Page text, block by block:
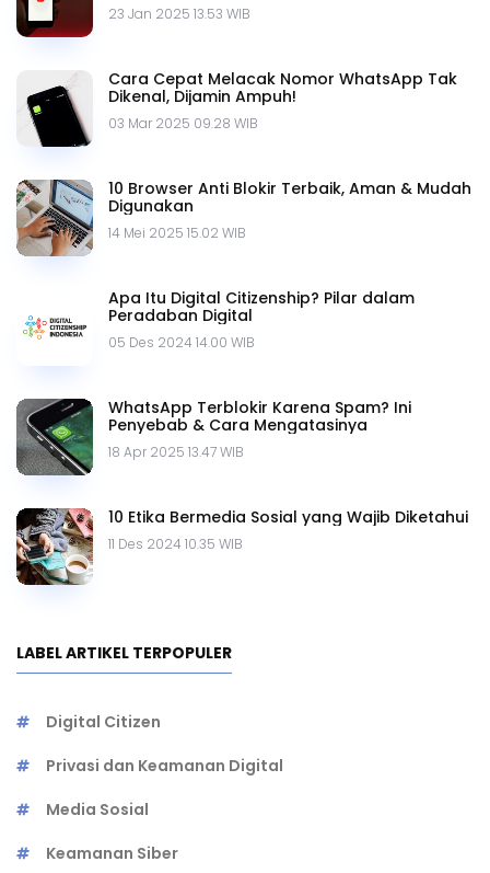
23 Jan 2025 13.53 WIB
Cara Cepat Melacak Nomor WhatsApp Tak
Dikenal, Dijamin Ampuh!
03 Mar 2025 09.28 WIB
10 Browser Anti Blokir Terbaik, Aman & Mudah
Digunakan
14 Mei 2025 15.02 WIB
Apa Itu Digital Citizenship? Pilar dalam
Peradaban Digital
05 Des 2024 14.00 WIB
WhatsApp Terblokir Karena Spam? Ini
Penyebab & Cara Mengatasinya
18 Apr 2025 13.47 WIB
10 Etika Bermedia Sosial yang Wajib Diketahui
11 Des 2024 10.35 WIB
LABEL ARTIKEL TERPOPULER
Digital Citizen
Privasi dan Keamanan Digital
Media Sosial
Keamanan Siber